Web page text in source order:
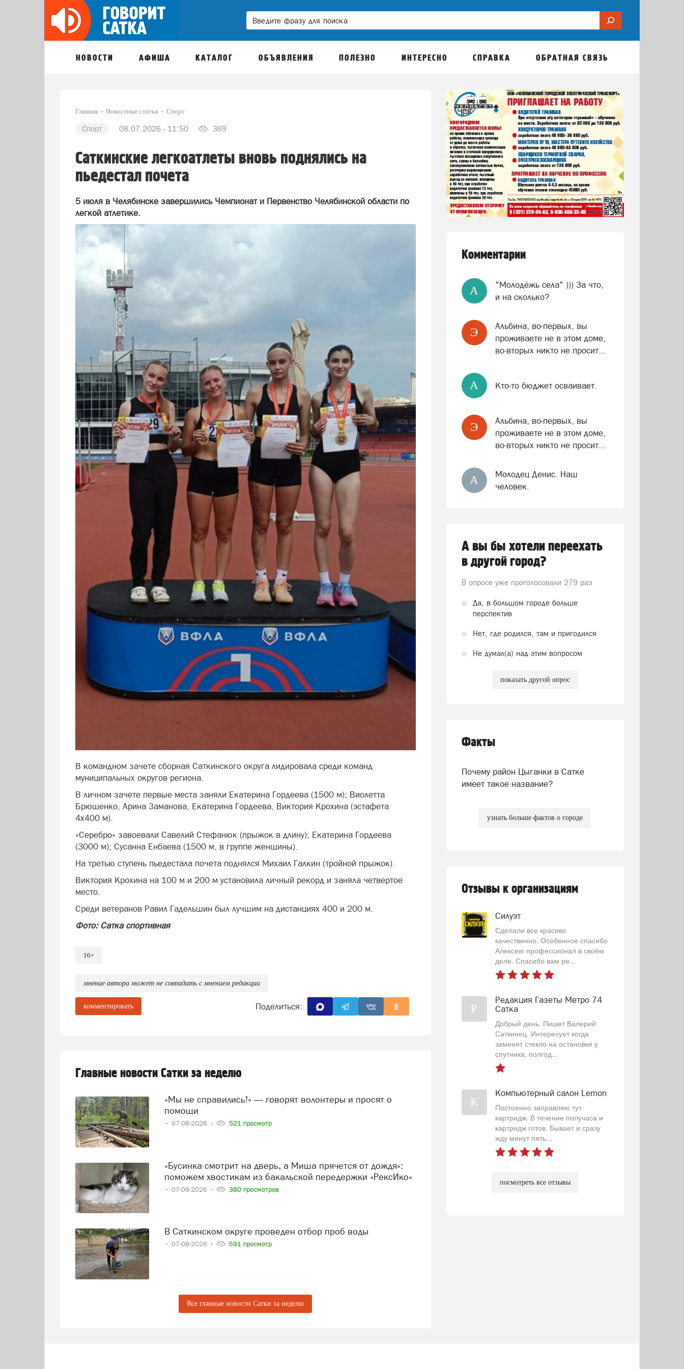
НОВОСТИ АФИША КАТАЛОГ ОБЪЯВЛЕНИЯ ПОЛЕЗНО ИНТЕРЕСНО СПРАВКА ОБРАТНАЯ СВЯЗЬ
Главная Новостные статьи Спорт
Спорт 08.07.2026 - 11:50 369
Саткинские легкоатлеты вновь поднялись на
пьедестал почета
5 июля в Челябинске завершились Чемпионат и Первенство Челябинской области по
легкой атлетике.
В командном зачете сборная Саткинского округа лидировала среди команд
муниципальных округов региона.
В личном зачете первые места заняли Екатерина Гордеева (1500 м); Виолетта
Брюшенко, Арина Заманова, Екатерина Гордеева, Виктория Крохина (эстафета
4х400 м).
«Серебро» завоевали Савелий Стефанюк (прыжок в длину); Екатерина Гордеева
(3000 м); Сусанна Енбаева (1500 м, в группе женщины).
На третью ступень пьедестала почета поднялся Михаил Галкин (тройной прыжок).
Виктория Крохина на 100 м и 200 м установила личный рекорд и заняла четвертое
место.
Среди ветеранов Равил Гадельшин был лучшим на дистанциях 400 и 200 м.
Фото: Сатка спортивная
16+
мнение автора может не совпадать с мнением редакции
комментировать Поделиться:
Главные новости Сатки за неделю
«Мы не справились!» — говорят волонтеры и просят о
помощи
07-08-2026 521 просмотр
«Бусинка смотрит на дверь, а Миша прячется от дождя»:
поможем хвостикам из бакальской передержки «РексИко»
07-08-2026 380 просмотров
В Саткинском округе проведен отбор проб воды
07-08-2026 591 просмотр
Все главные новости Сатки за неделю
Комментарии
A
"Молодёжь села" ))) За что,
и на сколько?
Э
Альбина, во-первых, вы
проживаете не в этом доме,
во-вторых никто не просит...
A Кто-то бюджет осваивает.
Э
Альбина, во-первых, вы
проживаете не в этом доме,
во-вторых никто не просит...
А
Молодец Денис. Наш
человек.
А вы бы хотели переехать
в другой город?
В опросе уже проголосовали 279 раз
Да, в большом городе больше
перспектив
Нет, где родился, там и пригодился
Не думал(а) над этим вопросом
показать другой опрос
Факты
Почему район Цыганки в Сатке
имеет такое название?
узнать больше фактов о городе
Отзывы к организациям
Силуэт
Сделали все красиво
качественно. Особенное спасибо
Алексею профессионал в своём
деле. Спасибо вам ре...
Р
Редакция Газеты Метро 74
Сатка
Добрый день. Пишет Валерий
Саткинец. Интересует когда
заменят стекло на остановке у
спутника, полгод...
К
Компьютерный салон Lemon
Постоянно заправляю тут
картридж. В течение получаса и
картридж готов. Бывает и сразу
жду минут пять...
посмотреть все отзывы